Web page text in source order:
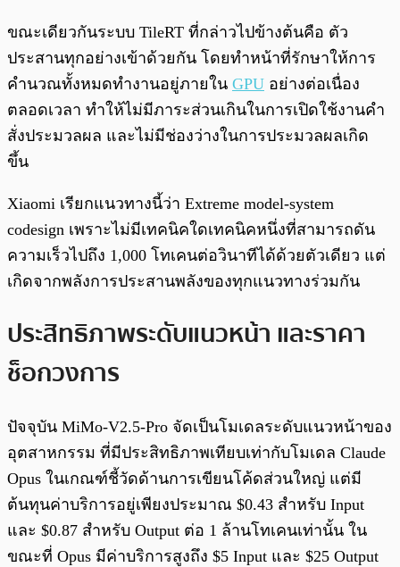
ขณะเดียวกันระบบ TileRT ที่กล่าวไปข้างต้นคือ ตัว
ประสานทุกอย่างเข้าด้วยกัน โดยทำหน้าที่รักษาให้การ
คำนวณทั้งหมดทำงานอยู่ภายใน GPU อย่างต่อเนื่อง
ตลอดเวลา ทำให้ไม่มีภาระส่วนเกินในการเปิดใช้งานคำ
สั่งประมวลผล และไม่มีช่องว่างในการประมวลผลเกิด
ขึ้น
Xiaomi เรียกแนวทางนี้ว่า Extreme model-system
codesign เพราะไม่มีเทคนิคใดเทคนิคหนึ่งที่สามารถดัน
ความเร็วไปถึง 1,000 โทเคนต่อวินาทีได้ด้วยตัวเดียว แต่
เกิดจากพลังการประสานพลังของทุกแนวทางร่วมกัน
ประสิทธิภาพระดับแนวหน้า และราคา
ช็อกวงการ
ปัจจุบัน MiMo-V2.5-Pro จัดเป็นโมเดลระดับแนวหน้าของ
อุตสาหกรรม ที่มีประสิทธิภาพเทียบเท่ากับโมเดล Claude
Opus ในเกณฑ์ชี้วัดด้านการเขียนโค้ดส่วนใหญ่ แต่มี
ต้นทุนค่าบริการอยู่เพียงประมาณ $0.43 สำหรับ Input
และ $0.87 สำหรับ Output ต่อ 1 ล้านโทเคนเท่านั้น ใน
ขณะที่ Opus มีค่าบริการสูงถึง $5 Input และ $25 Output